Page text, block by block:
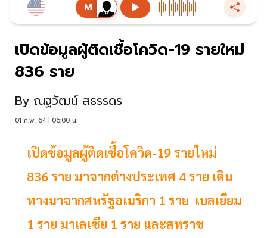
เปิดข้อมูลผู้ติดเชื้อโควิด-19 รายใหม่
836 ราย
By ณฐวัฒน์ สธรรดร
01 ก.พ. 64 | 06:00 น.
เปิดข้อมูลผู้ติดเชื้อโควิด-19 รายใหม่
836 ราย มาจากต่างประเทศ 4 ราย เดิน
ทางมาจากสหรัฐอเมริกา 1 ราย เบลเยียม
1 ราย มาเลเซีย 1 ราย และสหราช